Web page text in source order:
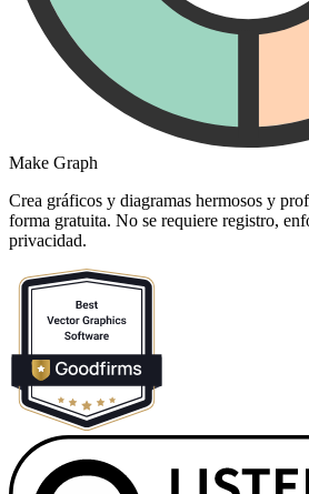
Make Graph
Crea gráficos y diagramas hermosos y
forma gratuita. No se requiere registro,
privacidad.